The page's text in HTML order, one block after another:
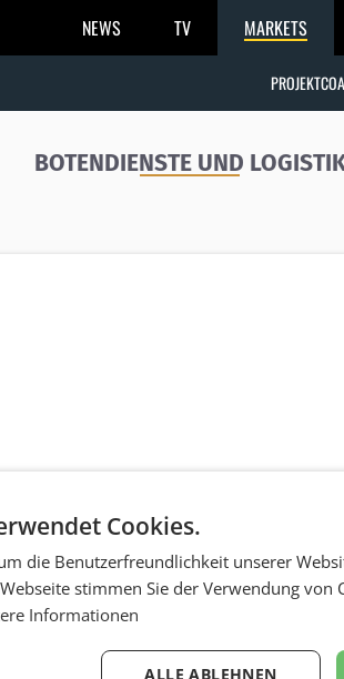
NEWS TV MARKETS
BOTENDIENSTE UND
Cookies.
die Benutzerfreundlichkeit unserer
stimmen Sie der Verwendung von
Informationen
ALLE ABLEHNEN